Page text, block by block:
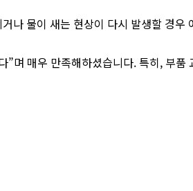
나 물이 새는 현상이 다시 발생할 경우
며 매우 만족해하셨습니다. 특히, 부품